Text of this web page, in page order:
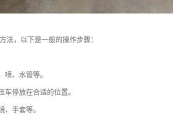
法，以下是一般的操作步骤：
、水管等。
停放在合适的位置。
手套等。